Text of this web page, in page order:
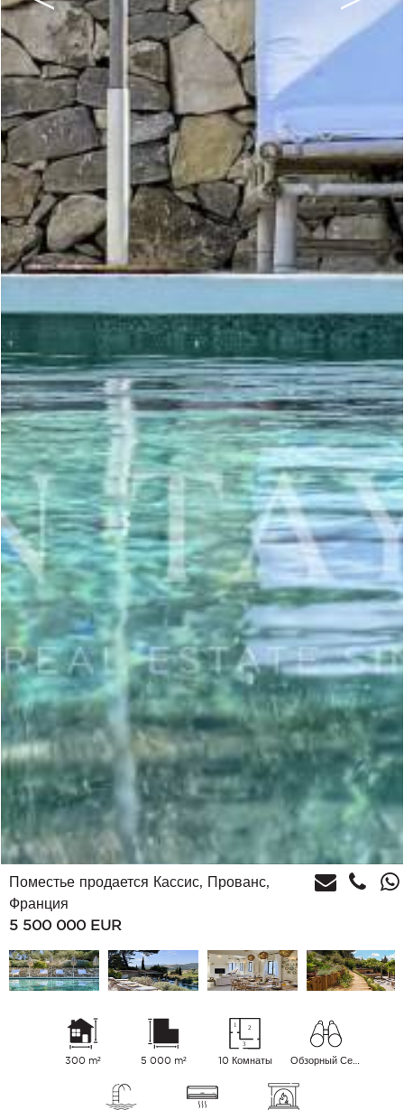
Поместье продается Кассис, Прованс,
Франция
5 500 000 EUR
300 m² 5 000 m² 10 Комнаты Обзорный Сельская местность